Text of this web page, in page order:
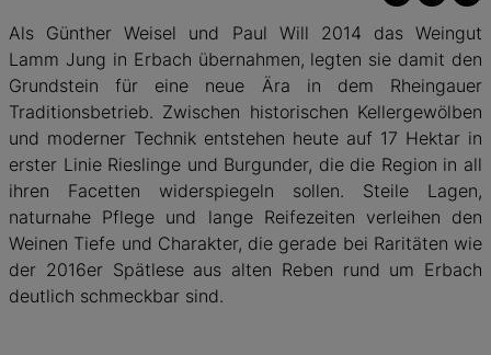
Als Günther Weisel und Paul Will 2014 das Weingut
Lamm Jung in Erbach übernahmen, legten sie damit den
Grundstein für eine neue Ära in dem Rheingauer
Traditionsbetrieb. Zwischen historischen Kellergewölben
und moderner Technik entstehen heute auf 17 Hektar in
erster Linie Rieslinge und Burgunder, die die Region in all
ihren Facetten widerspiegeln sollen. Steile Lagen,
naturnahe Pflege und lange Reifezeiten verleihen den
Weinen Tiefe und Charakter, die gerade bei Raritäten wie
der 2016er Spätlese aus alten Reben rund um Erbach
deutlich schmeckbar sind.